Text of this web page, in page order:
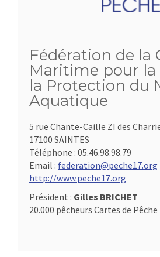
Fédération de la
Maritime pour la
la Protection du
Aquatique
5 rue Chante-Caille ZI des
17100 SAINTES
Téléphone : 05.46.98.98.79
Email : federation@peche17.org
http://www.peche17.org
Président : Gilles BRICHET
20.000 pêcheurs Cartes de Pêche